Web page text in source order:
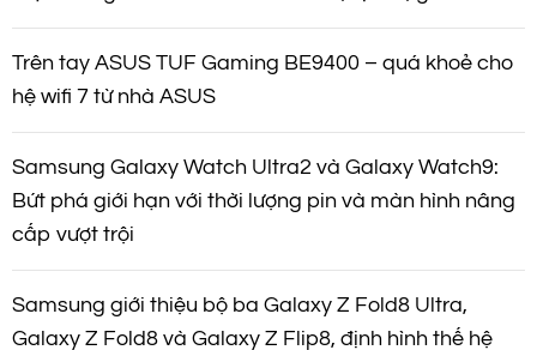
Trên tay ASUS TUF Gaming BE9400 – quá khoẻ cho
hệ wifi 7 từ nhà ASUS
Samsung Galaxy Watch Ultra2 và Galaxy Watch9:
Bứt phá giới hạn với thời lượng pin và màn hình nâng
cấp vượt trội
Samsung giới thiệu bộ ba Galaxy Z Fold8 Ultra,
Galaxy Z Fold8 và Galaxy Z Flip8, định hình thế hệ